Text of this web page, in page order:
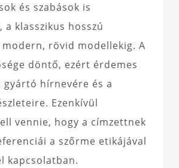
és szabások is
a klasszikus hosszú
rövid modellekig. A
döntő, ezért érdemes
gyártó hírnevére és a
Ezenkívül
vennie, hogy a címzettnek
a szőrme etikájával
kapcsolatban.